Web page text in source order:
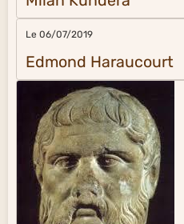
Le 06/07/2019
Edmond Haraucourt